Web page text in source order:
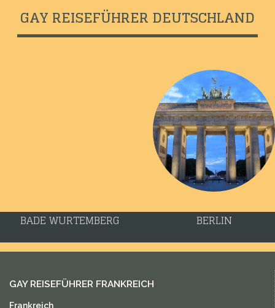
GAY REISEFÜHRER DEUTSCHLAND
BADE WURTEMBERG BERLIN
GAY REISEFÜHRER FRANKREICH
Frankreich